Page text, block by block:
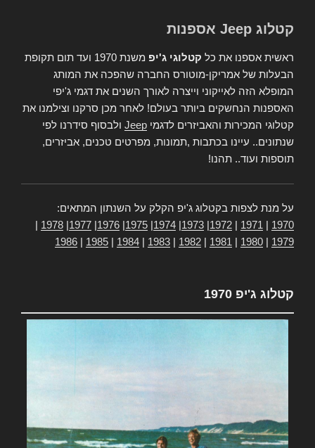
קטלוג Jeep אספנות
ראשית אספנו את כל קטלוגי ג'יפ
משנת 1970 ועד תום תקופת
הבעלות של אמריקן-מוטורס החברה שהפכה את המותג
המופלא הזה לאייקוני וייצרה לאורך השנים את דגמי ג'יפי
האספנות הנחשקים ביותר בעולם! לאחר מכן סרקנו וצילמנו את
קטלוגי המכירות והאביזרים לדגמי Jeep ולבסוף סידרנו לפי
שנתונים.. עיינו בכתבות ,תמונות, מפרטים טכנים, אביזרים,
תוספות ועוד.. תהנו!
על מנת לצפות בקטלוג ג'יפ הקלק על השנתון המתאים:
1970
1971
1972
1973
1974
1975
1976
1977
1978
1979
1980
1981
1982
1983
1984
1985
1986
קטלוג ג'יפ 1970